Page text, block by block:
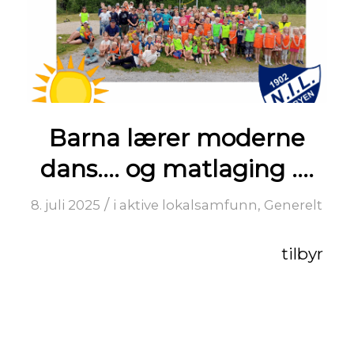
Barna lærer moderne
dans…. og matlaging ….
8. juli 2025 / i aktive lokalsamfunn, Generelt
tilbyr